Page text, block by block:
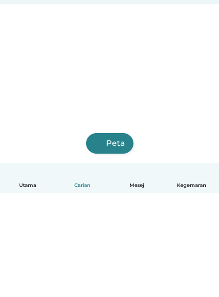
Utama Carian Mesej Kegemaran
Peta